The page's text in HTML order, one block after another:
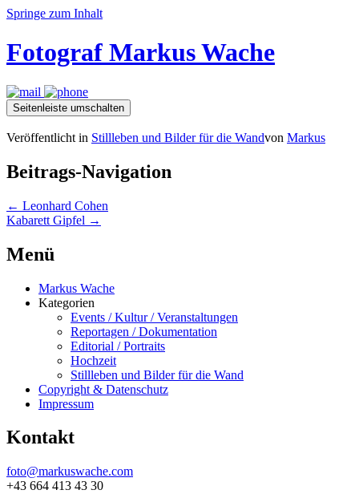
Springe zum Inhalt
Fotograf Markus Wache
Seitenleiste umschalten
Veröffentlicht in Stillleben und Bilder für die Wandvon Markus
Beitrags-Navigation
← Leonhard Cohen
Kabarett Gipfel →
Menü
Markus Wache
Kategorien
Events / Kultur / Veranstaltungen
Reportagen / Dokumentation
Editorial / Portraits
Hochzeit
Stillleben und Bilder für die Wand
Copyright & Datenschutz
Impressum
Kontakt
foto@markuswache.com
+43 664 413 43 30